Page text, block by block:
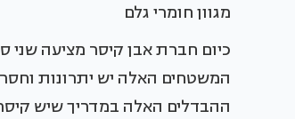
מגוון חומרי גלם
כיום חברת אבן קיסר מציעה שני
המשטחים האלה יש יתרונות
ההבדלים האלה במדריך שיש